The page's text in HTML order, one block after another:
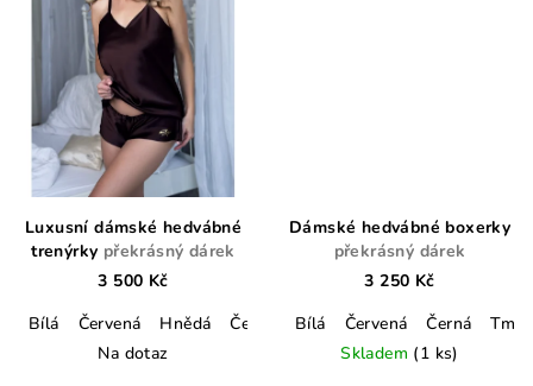
Luxusní dámské hedvábné
trenýrky překrásný dárek
3 500 Kč
Bílá
Červená Hnědá Černá Tmavě modrá Champagne
Na dotaz
Dámské hedvábné boxerky
překrásný dárek
3 250 Kč
Bílá
Červená Černá
Skladem (1 ks)